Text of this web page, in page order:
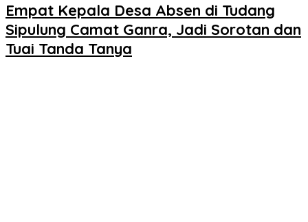
Empat Kepala Desa Absen di Tudang
Sipulung Camat Ganra, Jadi Sorotan dan
Tuai Tanda Tanya